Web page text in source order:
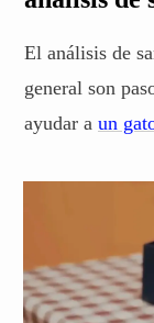
El análisis de
general son
ayudar a un